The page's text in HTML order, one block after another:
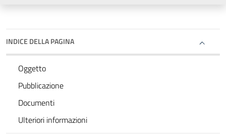
INDICE DELLA PAGINA
Oggetto
Pubblicazione
Documenti
Ulteriori informazioni